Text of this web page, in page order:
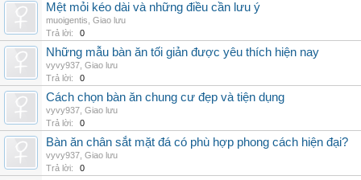
Mệt mỏi kéo dài và những điều cần lưu ý
muoigentis Giao lưu
Trả lời:
0
Những mẫu bàn ăn tối giản được yêu thích hiện nay
vyvy937 Giao lưu
Trả lời:
0
Cách chọn bàn ăn chung cư đẹp và tiện dụng
vyvy937 Giao lưu
Trả lời:
0
Bàn ăn chân sắt mặt đá có phù hợp phong cách hiện đại?
vyvy937 Giao lưu
Trả lời:
0